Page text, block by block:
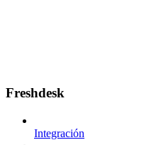
Freshdesk
Integración